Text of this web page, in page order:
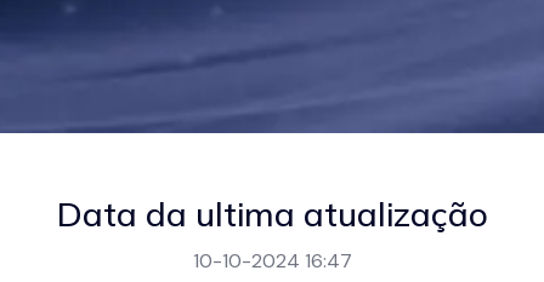
Data da ultima atualização
10-10-2024 16:47